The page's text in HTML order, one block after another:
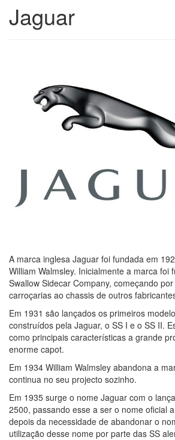
Jaguar
A marca inglesa Jaguar foi fundada em
William Walmsley. Inicialmente a marca foi
Swallow Sidecar Company, começando
carroçarias ao chassis de outros
Em 1931 são lançados os primeiros
construídos pela Jaguar, o SS I e o SS II.
como principais características a grande
enorme capot.
Em 1934 William Walmsley abandona a
continua no seu projecto sozinho.
Em 1935 surge o nome Jaguar com o
2500, passando esse a ser o nome oficial
depois da necessidade de abandonar o
utilização desse nome por parte das SS